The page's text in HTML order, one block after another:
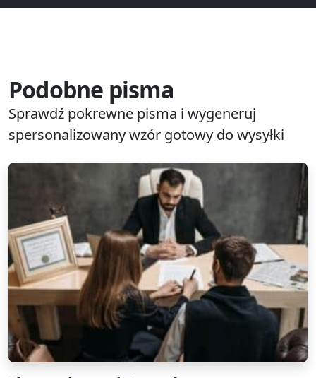
Podobne pisma
Sprawdź pokrewne pisma i wygeneruj
spersonalizowany wzór gotowy do wysyłki